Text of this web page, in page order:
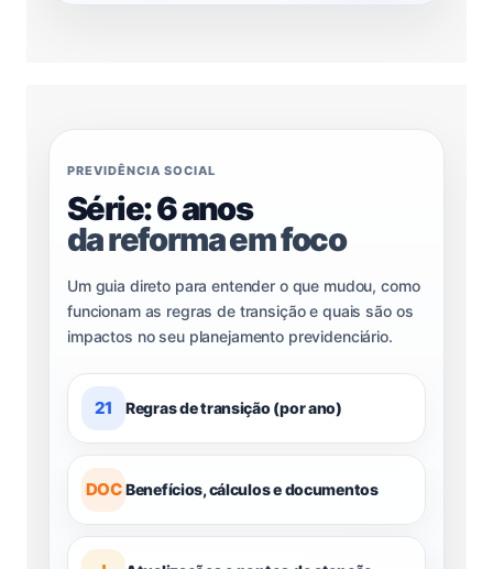
PREVIDÊNCIA SOCIAL
Série: 6 anos
da reforma em foco
Um guia direto para entender o que mudou, como
funcionam as regras de transição e quais são os
impactos no seu planejamento previdenciário.
21 Regras de transição (por ano)
DOC Benefícios, cálculos e documentos